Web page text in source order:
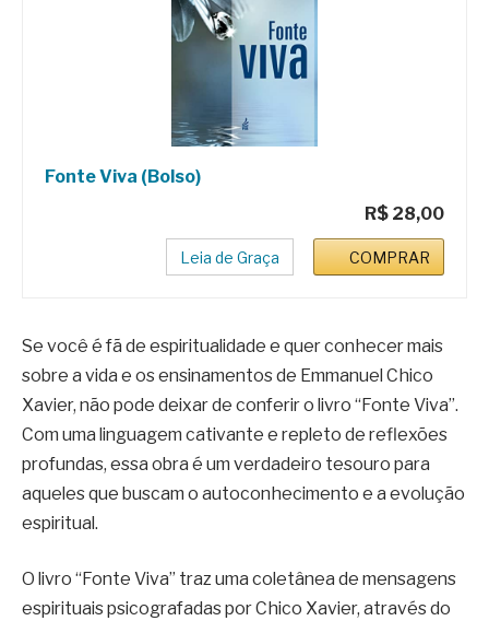
Fonte Viva (Bolso)
R$ 28,00
Leia de Graça COMPRAR
Se você é fã de espiritualidade e quer conhecer mais
sobre a vida e os ensinamentos de Emmanuel Chico
Xavier, não pode deixar de conferir o livro “Fonte Viva”.
Com uma linguagem cativante e repleto de reflexões
profundas, essa obra é um verdadeiro tesouro para
aqueles que buscam o autoconhecimento e a evolução
espiritual.
O livro “Fonte Viva” traz uma coletânea de mensagens
espirituais psicografadas por Chico Xavier, através do